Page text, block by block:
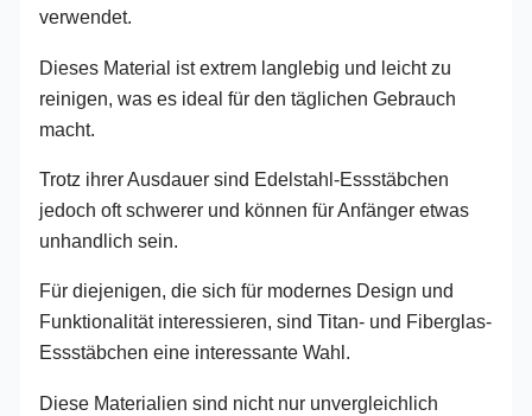
verwendet.
Dieses Material ist extrem langlebig und leicht zu
reinigen, was es ideal für den täglichen Gebrauch
macht.
Trotz ihrer Ausdauer sind Edelstahl-Essstäbchen
jedoch oft schwerer und können für Anfänger etwas
unhandlich sein.
Für diejenigen, die sich für modernes Design und
Funktionalität interessieren, sind Titan- und Fiberglas-
Essstäbchen eine interessante Wahl.
Diese Materialien sind nicht nur unvergleichlich